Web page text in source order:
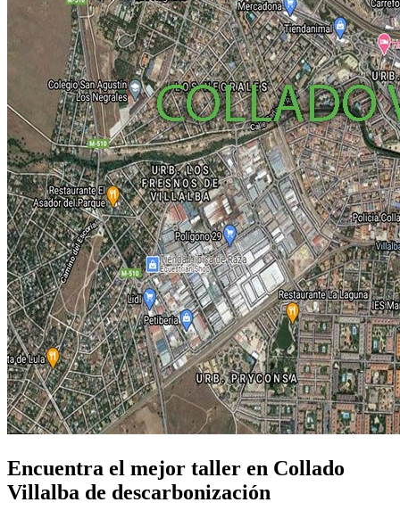
Encuentra el mejor taller en Collado
Villalba de descarbonización